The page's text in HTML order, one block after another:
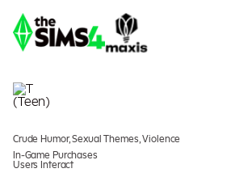
Crude Humor, Sexual Themes, Violence
In-Game Purchases
Users Interact